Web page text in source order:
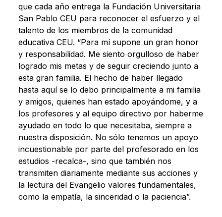
que cada año entrega la Fundación Universitaria
San Pablo CEU para reconocer el esfuerzo y el
talento de los miembros de la comunidad
educativa CEU. “Para mí supone un gran honor
y responsabilidad. Me siento orgulloso de haber
logrado mis metas y de seguir creciendo junto a
esta gran familia. El hecho de haber llegado
hasta aquí se lo debo principalmente a mi familia
y amigos, quienes han estado apoyándome, y a
los profesores y al equipo directivo por haberme
ayudado en todo lo que necesitaba, siempre a
nuestra disposición. No sólo tenemos un apoyo
incuestionable por parte del profesorado en los
estudios -recalca-, sino que también nos
transmiten diariamente mediante sus acciones y
la lectura del Evangelio valores fundamentales,
como la empatía, la sinceridad o la paciencia”.